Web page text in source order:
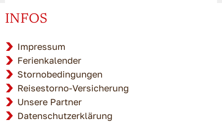
INFOS
Impressum
Ferienkalender
Stornobedingungen
Reisestorno-Versicherung
Unsere Partner
Datenschutzerklärung